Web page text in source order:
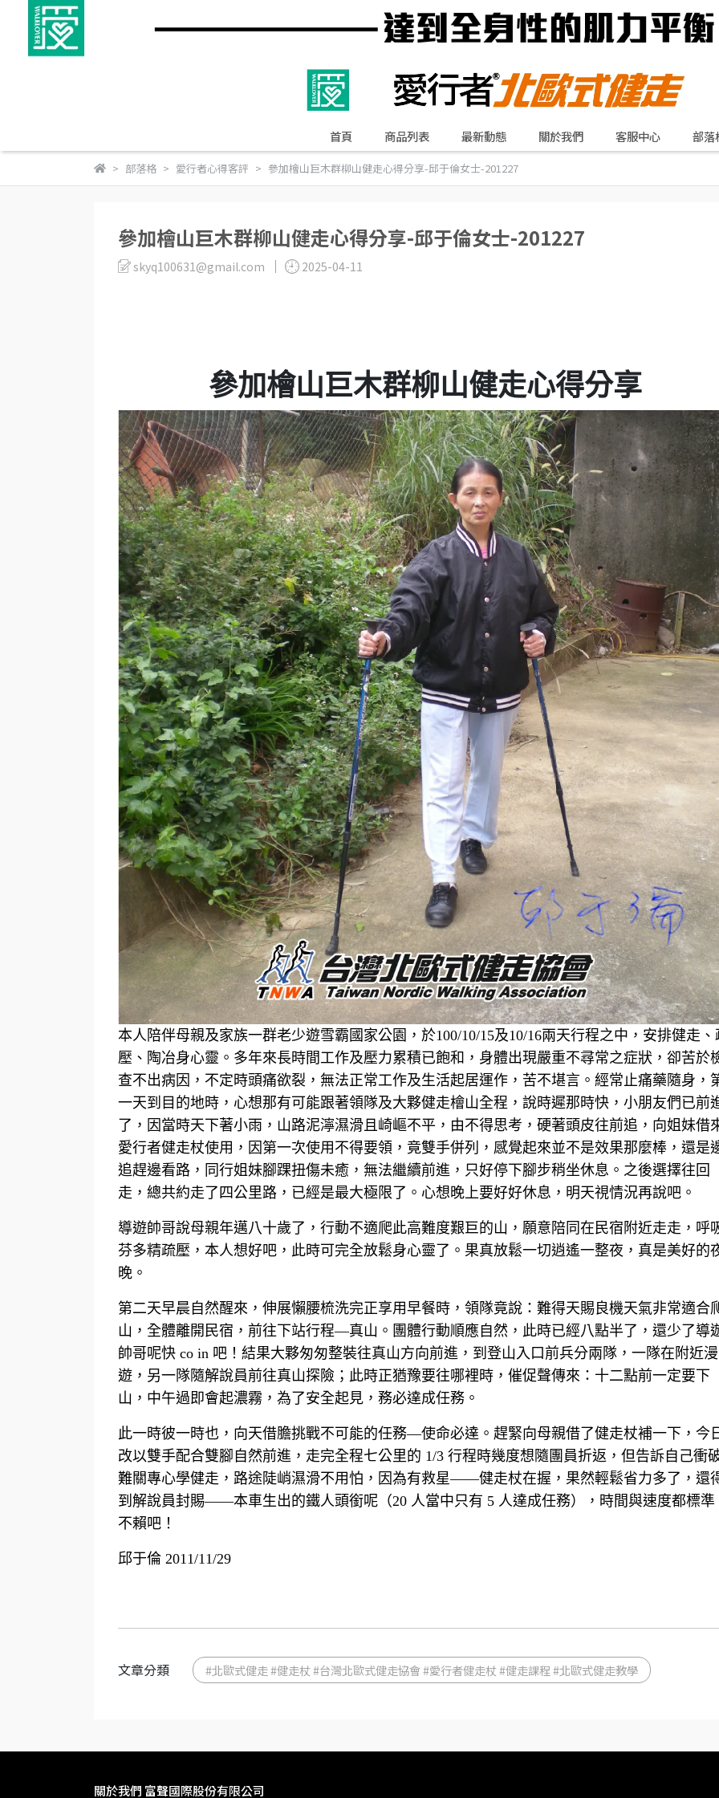
首頁 商品列表 最新動態 關於我們 客服中心 部落
部落格 愛行者心得客評 參加檜山巨木群柳山健走心得分享-邱于倫女士-201227
參加檜山巨木群柳山健走心得分享-邱于倫女士-201227
skyq100631@gmail.com 2025-04-11
參加檜山巨木群柳山健走心得分享
本人陪伴母親及家族一群老少遊雪霸國家公園，於100/10/15及10/16兩天行程之中，安排健走、
壓、陶冶身心靈。多年來長時間工作及壓力累積已飽和，身體出現嚴重不尋常之症狀，卻苦於
查不出病因，不定時頭痛欲裂，無法正常工作及生活起居運作，苦不堪言。經常止痛藥隨身，
一天到目的地時，心想那有可能跟著領隊及大夥健走檜山全程，說時遲那時快，小朋友們已前
了，因當時天下著小雨，山路泥濘濕滑且崎嶇不平，由不得思考，硬著頭皮往前追，向姐妹借
愛行者健走杖使用，因第一次使用不得要領，竟雙手併列，感覺起來並不是效果那麼棒，還是
追趕邊看路，同行姐妹腳踝扭傷未癒，無法繼續前進，只好停下腳步稍坐休息。之後選擇往回
走，總共約走了四公里路，已經是最大極限了。心想晚上要好好休息，明天視情況再說吧。
導遊帥哥說母親年邁八十歲了，行動不適爬此高難度艱巨的山，願意陪同在民宿附近走走，呼
芬多精疏壓，本人想好吧，此時可完全放鬆身心靈了。果真放鬆一切逍遙一整夜，真是美好的
晚。
第二天早晨自然醒來，伸展懶腰梳洗完正享用早餐時，領隊竟說：難得天賜良機天氣非常適合
山，全體離開民宿，前往下站行程—真山。團體行動順應自然，此時已經八點半了，還少了導
帥哥呢快 co in 吧！結果大夥匆匆整裝往真山方向前進，到登山入口前兵分兩隊，一隊在附近漫
遊，另一隊隨解說員前往真山探險；此時正猶豫要往哪裡時，催促聲傳來：十二點前一定要下
山，中午過即會起濃霧，為了安全起見，務必達成任務。
此一時彼一時也，向天借膽挑戰不可能的任務—使命必達。趕緊向母親借了健走杖補一下，今
改以雙手配合雙腳自然前進，走完全程七公里的 1/3 行程時幾度想隨團員折返，但告訴自己衝
難關專心學健走，路途陡峭濕滑不用怕，因為有救星——健走杖在握，果然輕鬆省力多了，還
到解說員封賜——本車生出的鐵人頭銜呢（20 人當中只有 5 人達成任務），時間與速度都標準
不賴吧！
邱于倫 2011/11/29
文章分類 #北歐式健走 #健走杖 #台灣北歐式健走協會 #愛行者健走杖 #健走課程 #北歐式健走教學
關於我們 富聲國際股份有限公司